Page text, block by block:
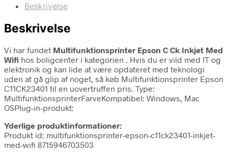
Beskrivelse
Beskrivelse
Vi har fundet Multifunktionsprinter Epson C Ck Inkjet Med
Wifi hos boligcenter i kategorien . Hvis du er vild med IT og
elektronik og kan lide at være opdateret med teknologi
uden at gå glip af noget, så køb Multifunktionsprinter Epson
C11CK23401 til en uovertruffen pris. Type:
MultifunktionsprinterFarveKompatibel: Windows, Mac
OSPlug-in-produkt:
Yderlige produktinformationer:
Produkt id: multifunktionsprinter-epson-c11ck23401-inkjet-
med-wifi 8715946703503